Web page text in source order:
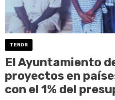
TEROR
El Ayuntamiento
proyectos en
con el 1% del